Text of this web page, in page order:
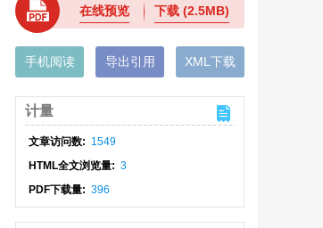
在线预览 下载(2.5MB)
手机阅读 导出引用 XML下载
计量
文章访问数: 1549
HTML全文浏览量: 3
PDF下载量: 396